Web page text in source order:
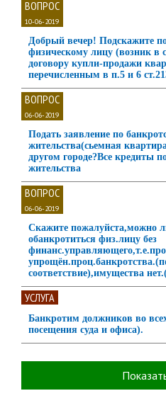
ВОПРОС
10-06-2019
Добрый вечер! Подскажите
физическому лицу (возник в
договору купли-продажи
перечисленным в п.5 и 6
ВОПРОС
06-06-2019
Подать заявление по
жительства(сьемная
другом городе?Все кредиты
жительства
ВОПРОС
06-06-2019
Скажите пожалуйста,можно
обанкротиться физ.лицу без
соответствие),имущества
УСЛУГА
Банкротим должников во
посещения суда и офиса).